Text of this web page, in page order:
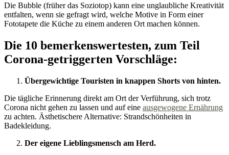
Die Bubble (früher das Soziotop) kann eine unglaubliche Kreativität
entfalten, wenn sie gefragt wird, welche Motive in Form einer
Fototapete die Küche zu einem anderen Ort machen können.
Die 10 bemerkenswertesten, zum Teil
Corona-getriggerten Vorschläge:
Übergewichtige Touristen in knappen Shorts von hinten.
Die tägliche Erinnerung direkt am Ort der Verführung, sich trotz
Corona nicht gehen zu lassen und auf eine ausgewogene Ernährung
zu achten. Ästhetischere Alternative: Strandschönheiten in
Badekleidung.
Der eigene Lieblingsmensch am Herd.